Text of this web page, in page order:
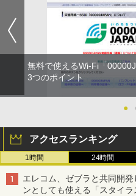
無料で使えるWi-Fi「
3つのポイント
●
アクセスランキング
1時間 24時間
エレコム、ゼブラと共同開
ンとしても使える「スタイ